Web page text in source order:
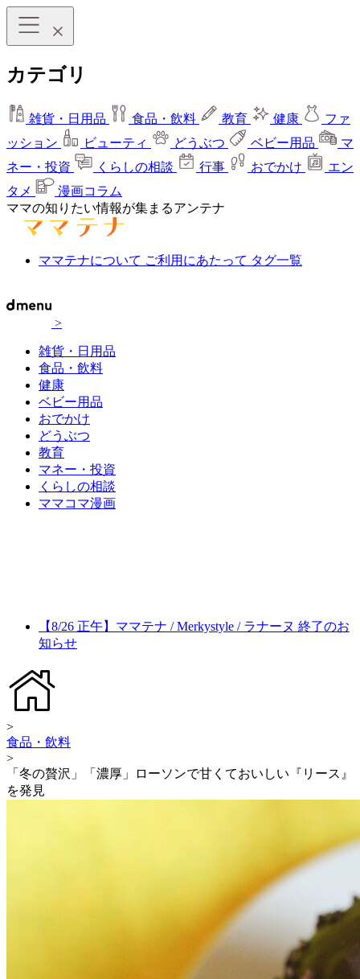
カテゴリ
雑貨・日用品 食品・飲料 教育 健康
ファ
ッション
ビューティ どうぶつ ベビー用品
マ
ネー・投資
くらしの相談 行事 おでかけ
エン
タメ
漫画コラム
ママの知りたい情報が集まるアンテナ
ママテナについて ご利用にあたって タグ一覧
>
雑貨・日用品
食品・飲料
健康
ベビー用品
おでかけ
どうぶつ
教育
マネー・投資
くらしの相談
ママコマ漫画
【8/26 正午】ママテナ / Merkystyle / ラナーヌ 終了のお
知らせ
>
食品・飲料
>
「冬の贅沢」「濃厚」ローソンで甘くておいしい『リース』
を発見